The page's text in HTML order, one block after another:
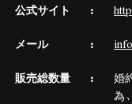
公式サイト
メール
販売総数量
婚
為